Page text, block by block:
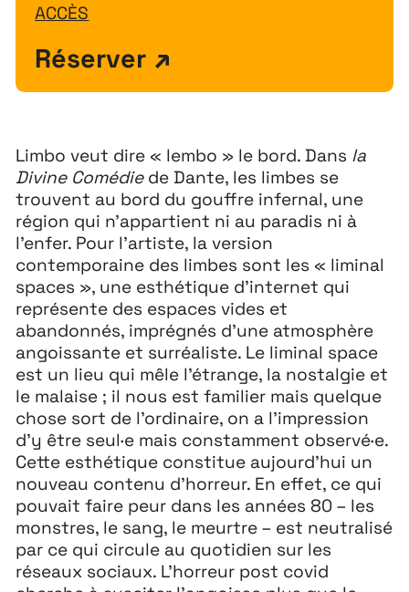
Extensions26
26 JUILLET ↘ 5 SEPTEMBRE
Playground26
3 ↘ 29 NOVEMBRE
Festival26
11 MAI ↘ 13 JUIN
Limbo veut dire « lembo » le bord. Dans la
Divine Comédiede Dante, les limbes se
trouvent au bord du gouffre infernal, une
région qui n’appartient ni au paradis ni à
l’enfer. Pour l’artiste, la version
contemporaine des limbes sont les « liminal
spaces », une esthétique d’internet qui
représente des espaces vides et
abandonnés, imprégnés d’une atmosphère
angoissante et surréaliste. Le liminal space
est un lieu qui mêle l’étrange, la nostalgie et
le malaise ; il nous est familier mais quelque
chose sort de l’ordinaire, on a l’impression
d’y être seul·e mais constamment observé·e.
Cette esthétique constitue aujourd’hui un
nouveau contenu d’horreur. En effet, ce qui
pouvait faire peur dans les années 80 – les
monstres, le sang, le meurtre – est neutralisé
par ce qui circule au quotidien sur les
réseaux sociaux. L’horreur post covid
ACCÈS
Réserver